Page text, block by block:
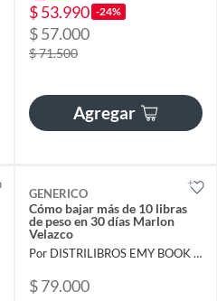
$ 53.990 -24%
$ 57.000
$ 71.500
Agregar
GENERICO
Cómo bajar más de 10 libras
de peso en 30 días Marlon
Velazco
Por DISTRILIBROS EMY BOOK SAS
$ 79.000